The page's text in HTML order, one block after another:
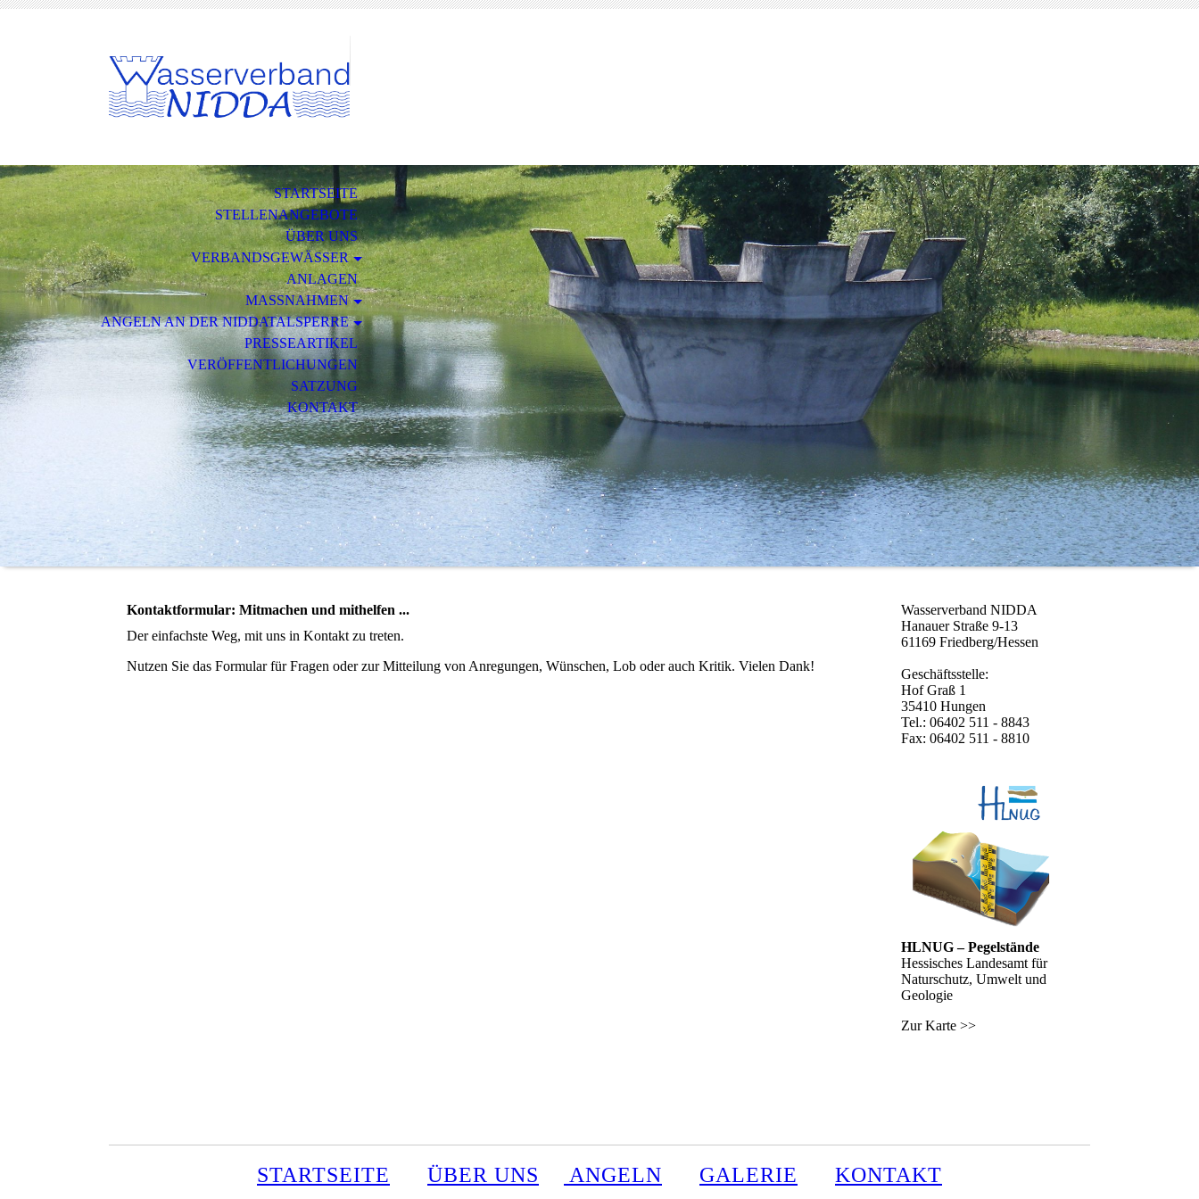
STARTSEITE
STELLENANGEBOTE
ÜBER UNS
VERBANDSGEWÄSSER
ANLAGEN
MASSNAHMEN
ANGELN AN DER NIDDATALSPERRE
PRESSEARTIKEL
VERÖFFENTLICHUNGEN
SATZUNG
KONTAKT
Kontaktformular: Mitmachen und mithelfen ...
Der einfachste Weg, mit uns in Kontakt zu treten.
Nutzen Sie das Formular für Fragen oder zur Mitteilung von Anregungen, Wünschen, Lob oder auch Kritik. Vielen Dank!
Wasserverband NIDDA
Hanauer Straße 9-13
61169 Friedberg/Hessen
Geschäftsstelle:
Hof Graß 1
35410 Hungen
Tel.: 06402 511 - 8843
Fax: 06402 511 - 8810
HLNUG – Pegelstände
Hessisches Landesamt für
Naturschutz, Umwelt und
Geologie
Zur Karte >>
STARTSEITE ÜBER UNS ANGELN GALERIE KONTAKT